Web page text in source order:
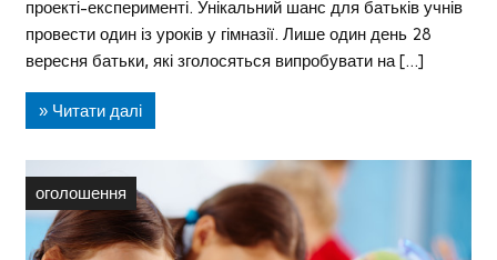
проекті-експерименті. Унікальний шанс для батьків учнів
провести один із уроків у гімназії. Лише один день 28
вересня батьки, які зголосяться випробувати на […]
» Читати далі
оголошення